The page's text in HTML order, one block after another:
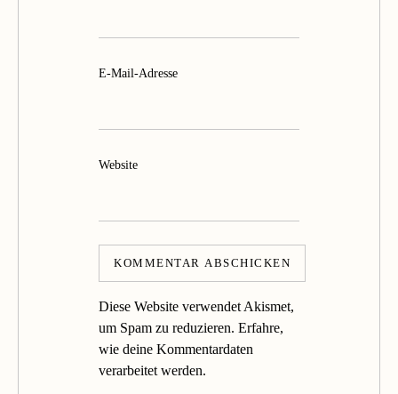
E-Mail-Adresse
Website
Diese Website verwendet Akismet,
um Spam zu reduzieren. Erfahre,
wie deine Kommentardaten
verarbeitet werden.